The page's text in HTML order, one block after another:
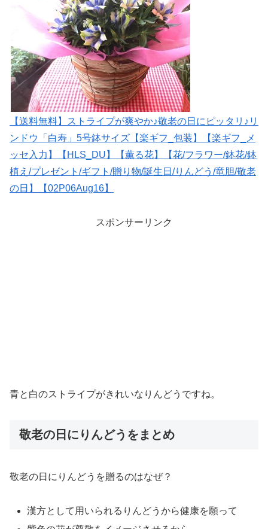
【送料無料】ストライプが爽やか♪敬老の日にピッタリ♪リ
ンドウ「白寿」5号鉢サイズ【楽ギフ_包装】【楽ギフ_メ
ッセ入力】【HLS_DU】【薫る花】【花/フラワー/鉢花/鉢
植え/プレゼント/ギフト/贈り物/誕生日/りんどう/竜胆/敬老
の日】【02P06Aug16】
スポンサーリンク
青と白のストライプがきれいなりんどうですね。
敬老の日にりんどうをまとめ
敬老の日にりんどうを贈るのはなぜ？
漢方として用いられるりんどうから健康を願って